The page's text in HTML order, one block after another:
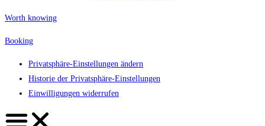
Worth knowing
Booking
Privatsphäre-Einstellungen ändern
Historie der Privatsphäre-Einstellungen
Einwilligungen widerrufen